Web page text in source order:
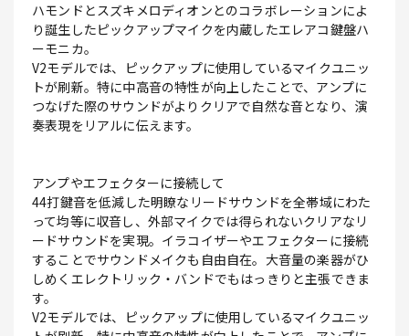
ハモンドとスズキメロディオンとのコラボレーションによ
り誕生したピックアップマイクを内蔵したエレアコ鍵盤ハ
ーモニカ。
V2モデルでは、ピックアップに使用しているマイクユニッ
トが刷新。特に中高音の特性が向上したことで、アンプに
つなげた際のサウンドがよりクリアで自然な音となり、演
奏表現をリアルに伝えます。
アンプやエフェクターに接続して
44打鍵音を低減した明瞭なリードサウンドを全帯域にわた
って均等に収音し、外部マイクでは得られないクリアなリ
ードサウンドを実現。イラコイザーやエフェクターに接続
することでサウンドメイクも自由自在。大音量の楽器がひ
しめくエレクトリック・バンドでもはっきりと主張できま
す。
V2モデルでは、ピックアップに使用しているマイクユニッ